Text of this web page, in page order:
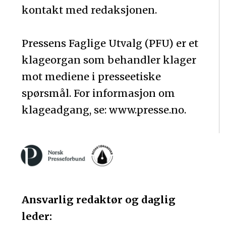
kontakt med redaksjonen.
Pressens Faglige Utvalg (PFU) er et
klageorgan som behandler klager
mot mediene i presseetiske
spørsmål. For informasjon om
klageadgang, se: www.presse.no.
Ansvarlig redaktør og daglig
leder: